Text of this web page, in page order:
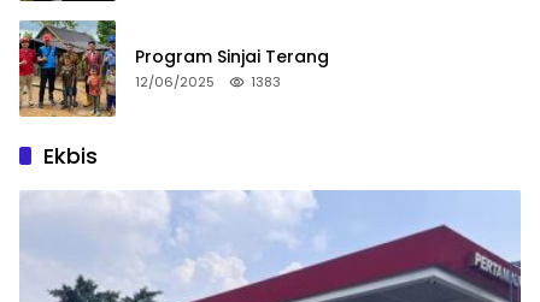
Program Sinjai Terang
12/06/2025 1383
Ekbis